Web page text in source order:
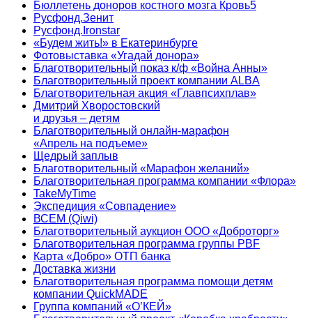
Бюллетень доноров костного мозга Кровь5
Русфонд.Зенит
Русфонд.Ironstar
«Будем жить!» в Екатеринбурге
Фотовыставка «Угадай донора»
Благотворительный показ к/ф «Война Анны»
Благотворительный проект компании ALBA
Благотворительная акция «Главпсихплав»
Дмитрий Хворостовский
и друзья – детям
Благотворительный онлайн‑марафон
«Апрель на подъеме»
Щедрый заплыв
Благотворительный «Марафон желаний»
Благотворительная программа компании «Флора»
TakeMyTime
Экспедиция «Совпадение»
ВСЕМ (Qiwi)
Благотворительный аукцион ООО «Доброторг»
Благотворительная программа группы PBF
Карта «Добро» ОТП банка
Доставка жизни
Благотворительная программа помощи детям
компании QuickMADE
Группа компаний «О’КЕЙ»